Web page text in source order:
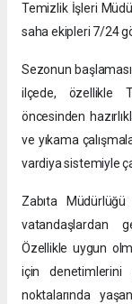
Temizlik İşleri
saha ekipleri 7/24
Sezonun
ilçede, özellikle
öncesinden
ve yıkama
vardiya sistemiyle
Zabıta
vatandaşlardan
Özellikle uygun
için denetimlerini
noktalarında